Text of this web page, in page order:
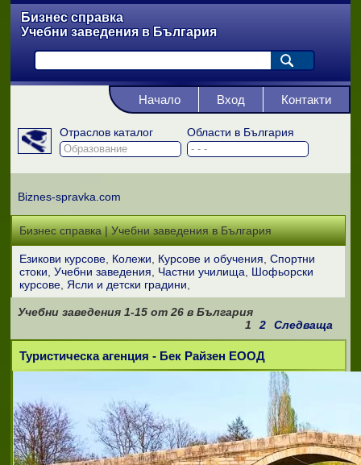
Бизнес справка
Учебни заведения в България
Отраслов каталог Области в България
Начало Вход Контакти
Biznes-spravka.com
Бизнес справка | Учебни заведения в България
Езикови курсове Колежи Курсове и обучения Спортни
стоки Учебни заведения Частни училища
Шофьорски
курсове Ясли и детски градини
Учебни заведения 1-15от 26в България
1
2 Следваща
Туристическа агенция - Бек Райзен ЕООД